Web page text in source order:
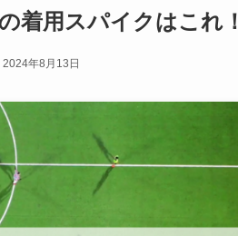
着用スパイクはこれ！
2024年8月13日